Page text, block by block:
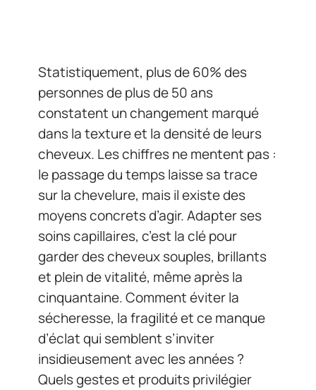
Statistiquement, plus de 60% des
personnes de plus de 50 ans
constatent un changement marqué
dans la texture et la densité de leurs
cheveux. Les chiffres ne mentent pas :
le passage du temps laisse sa trace
sur la chevelure, mais il existe des
moyens concrets d’agir. Adapter ses
soins capillaires, c’est la clé pour
garder des cheveux souples, brillants
et plein de vitalité, même après la
cinquantaine. Comment éviter la
sécheresse, la fragilité et ce manque
d’éclat qui semblent s’inviter
insidieusement avec les années ?
Quels gestes et produits privilégier